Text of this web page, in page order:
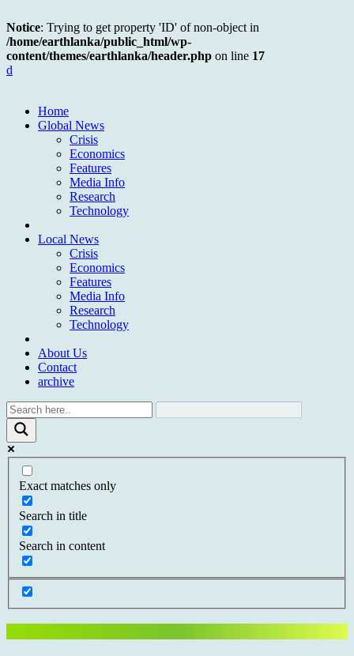
Notice: Trying to get property 'ID' of non-object in
/home/earthlanka/public_html/wp-
content/themes/earthlanka/header.php on line 17
d
Home
Global News
Crisis
Economics
Features
Media Info
Research
Technology
Local News
Crisis
Economics
Features
Media Info
Research
Technology
About Us
Contact
archive
Exact matches only
Search in title
Search in content